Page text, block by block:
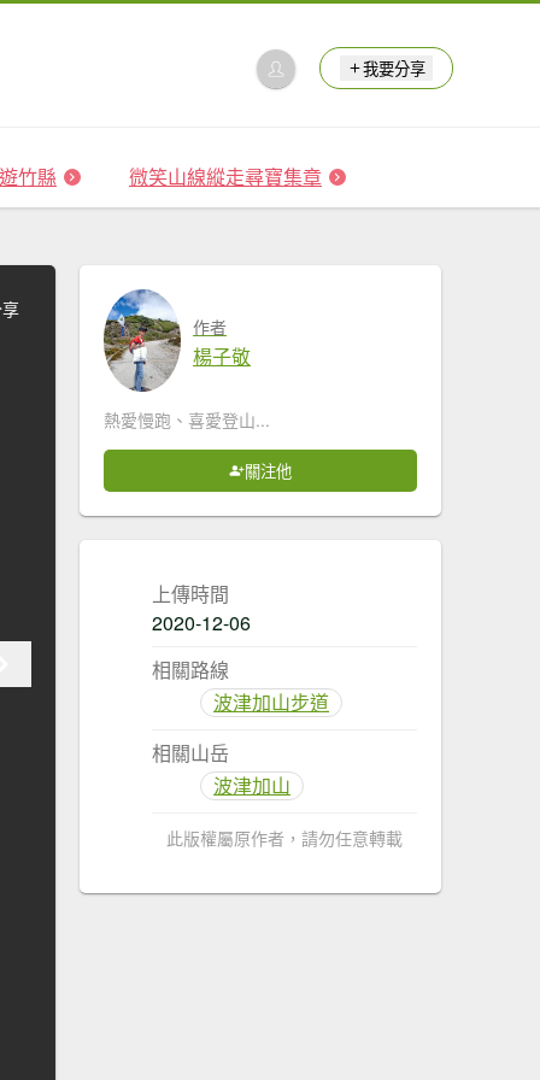
我要分享
竹縣 微笑山線縱走尋寶集章
作者
楊子敬
熱愛慢跑、喜愛登山...
關注他
上傳時間
2020-12-06
相關路線
波津加山步道
相關山岳
波津加山
此版權屬原作者，請勿任意轉載